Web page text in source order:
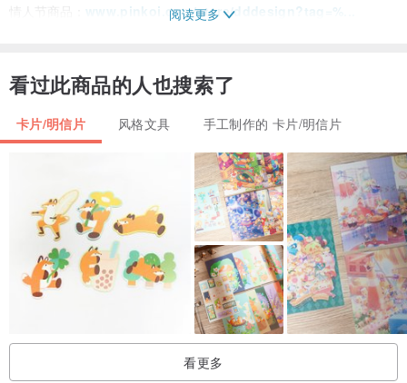
情人节商品：
www.pinkoi.com/store/dddesign?tag=%...
圣诞卡：www.pinkoi.com/store/dddesign?tag=%...
情人卡：www.pinkoi.com/store/dddesign?tag=%...
www.pinkoi.com/store/dddesign?tag=%...
www.pinkoi.com/store/dddesign?tag=%...
动物卡：www.pinkoi.com/store/dddesign?tag=%...
人物卡：www.pinkoi.com/store/dddesign?tag=%...
贴钻卡：www.pinkoi.com/store/dddesign?tag=%...
毕业卡：www.pinkoi.com/store/dddesign?tag=%...
www.pinkoi.com/store/dddesign?tag=%...
夜光卡：www.pinkoi.com/store/dddesign?tag=%...
www.pinkoi.com/store/dddesign?tag=%...
阅读更多
看过此商品的人也搜索了
卡片/明信片 风格文具 手工制作的 卡片/明信片
看更多